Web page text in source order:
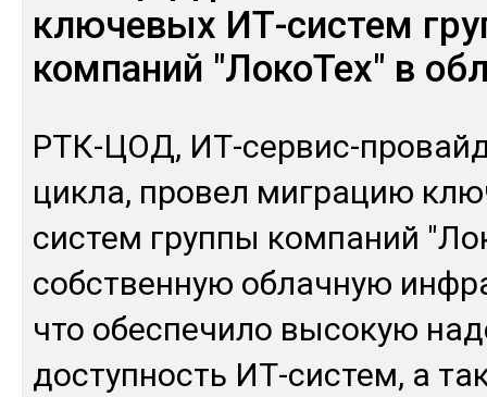
ключевых ИТ-систем
компаний "ЛокоТех" в
РТК-ЦОД, ИТ-сер­вис-
цик­ла, про­вел миг­ра­цию
сис­тем груп­пы ком­па­ний
собс­твен­ную об­лач­ную
что обес­пе­чило вы­сокую
дос­туп­ность ИТ-сис­тем, а